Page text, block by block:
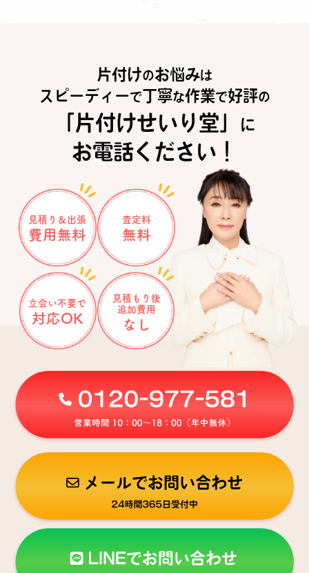
片付けのお悩みは
スピーディーで丁寧な作業で好評の
「片付けせいり堂」 に
お電話ください！
見積り＆出張
費用無料
査定料
無料
立会い不要で
対応OK
見積もり後
追加費用
なし